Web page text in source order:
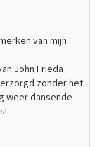
van mijn
John Frieda
zonder het
weer dansende